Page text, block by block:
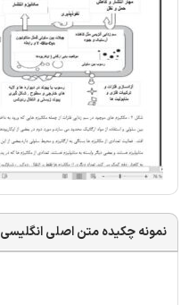
نمونه چکیده متن اصلی انگلیسی